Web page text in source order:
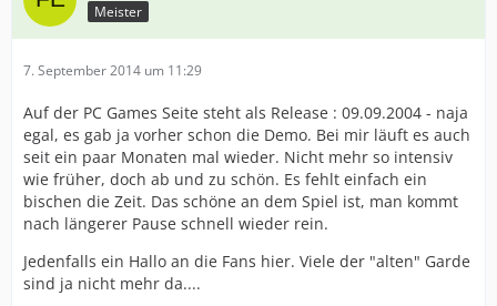
Meister
7. September 2014 um 11:29
Auf der PC Games Seite steht als Release : 09.09.2004 - naja
egal, es gab ja vorher schon die Demo. Bei mir läuft es auch
seit ein paar Monaten mal wieder. Nicht mehr so intensiv
wie früher, doch ab und zu schön. Es fehlt einfach ein
bischen die Zeit. Das schöne an dem Spiel ist, man kommt
nach längerer Pause schnell wieder rein.
Jedenfalls ein Hallo an die Fans hier. Viele der "alten" Garde
sind ja nicht mehr da....